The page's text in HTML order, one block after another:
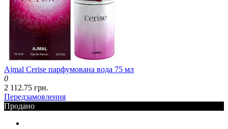
Ajmal Cerise парфумована вода 75 мл
0
2 112.75 грн.
Передзамовлення
Продано